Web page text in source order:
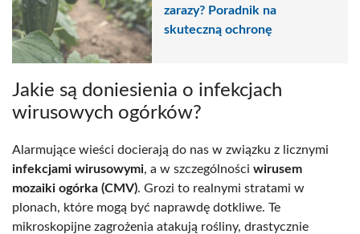
zarazy? Poradnik na
skuteczną ochronę
Jakie są doniesienia o infekcjach
wirusowych ogórków?
Alarmujące wieści docierają do nas w związku z licznymi
infekcjami wirusowymi, a w szczególności wirusem
mozaiki ogórka (CMV). Grozi to realnymi stratami w
plonach, które mogą być naprawdę dotkliwe. Te
mikroskopijne zagrożenia atakują rośliny, drastycznie